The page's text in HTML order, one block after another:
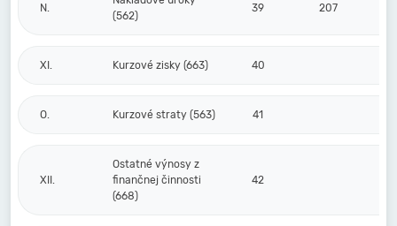
N.
(562)
39 207
XI. Kurzové zisky (663) 40
O. Kurzové straty (563) 41
XII.
Ostatné výnosy z
finančnej činnosti
(668)
42